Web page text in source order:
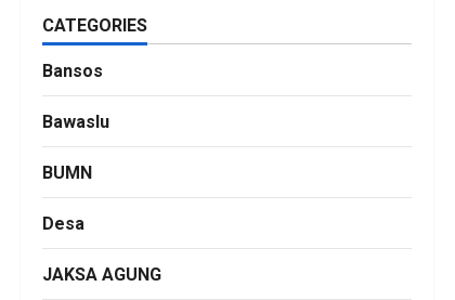
CATEGORIES
Bansos
Bawaslu
BUMN
Desa
JAKSA AGUNG